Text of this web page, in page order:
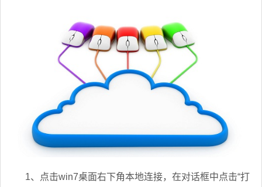
1、点击win7桌面右下角本地连接，在对话框中点击“打